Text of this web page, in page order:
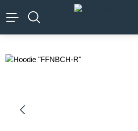
springen
Bildergalerie überspringen